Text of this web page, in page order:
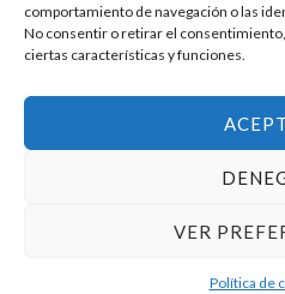
comportamiento de navegación o las
No consentir o retirar el
ciertas características y funciones.
VER
Política de
Política de
Términos y
Copyright ©